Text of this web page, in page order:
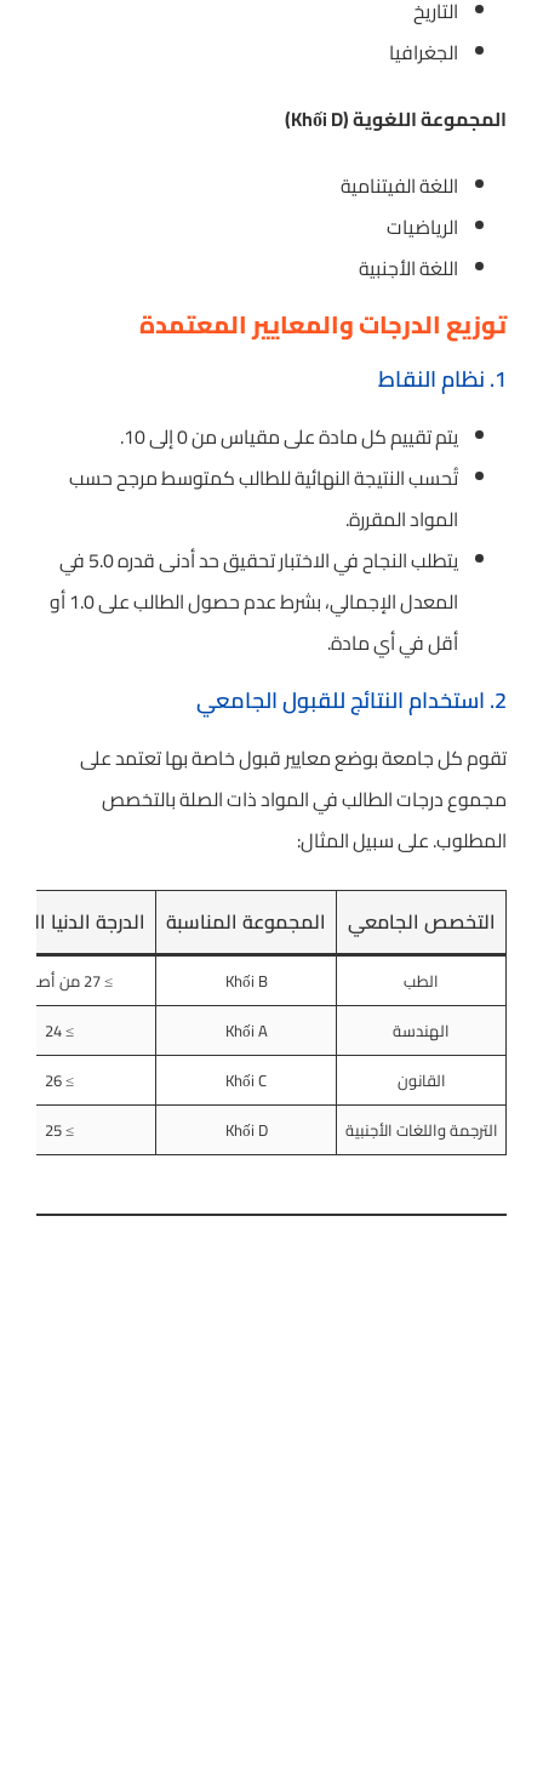
التاريخ
الجغرافيا
المجموعة اللغوية (Khối D)
اللغة الفيتنامية
الرياضيات
اللغة الأجنبية
توزيع الدرجات والمعايير المعتمدة
1. نظام النقاط
يتم تقييم كل مادة على مقياس من 0 إلى 10.
تُحسب النتيجة النهائية للطالب كمتوسط مرجح حسب
المواد المقررة.
يتطلب النجاح في الاختبار تحقيق حد أدنى قدره 5.0 في
المعدل الإجمالي، بشرط عدم حصول الطالب على 1.0 أو
أقل في أي مادة.
2. استخدام النتائج للقبول الجامعي
تقوم كل جامعة بوضع معايير قبول خاصة بها تعتمد على
مجموع درجات الطالب في المواد ذات الصلة بالتخصص
المطلوب. على سبيل المثال:
التخصص الجامعي المجموعة المناسبة الدرجة الدنيا
الطب Khối B
≥ 27 من أصل 30
الهندسة
Khối A
≥ 24
القانون
Khối C
≥ 26
الترجمة واللغات الأجنبية
Khối D
≥ 25